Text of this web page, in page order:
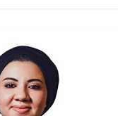
مقعد شاغر على
حسين عبدالهادي
الخصخصة الذي